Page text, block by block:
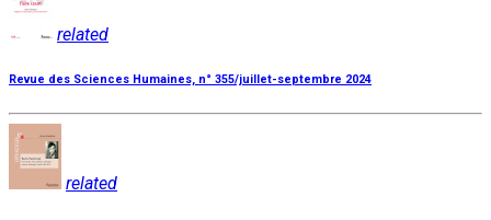
related
Revue des Sciences Humaines, n° 355/juillet-septembre 2024
related